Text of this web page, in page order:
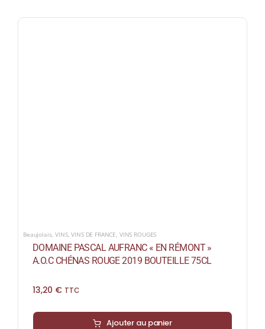
Beaujolais,VINS,VINS DE FRANCE, VINS ROUGES
DOMAINE PASCAL AUFRANC « EN RÉMONT »
A.O.C CHÉNAS ROUGE 2019 BOUTEILLE 75CL
13,20 € TTC
Ajouter au panier